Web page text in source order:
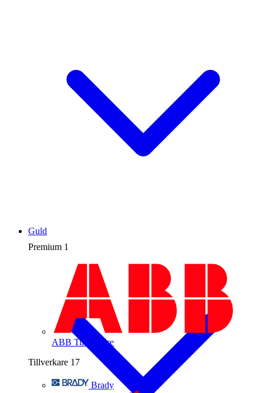
Premium 1
ABB Tillverkare
Tillverkare 17
Brady
Guld